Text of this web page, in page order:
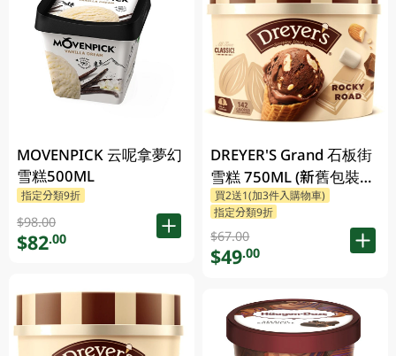
MOVENPICK 云呢拿夢幻
雪糕500ML
指定分類9折
$98.00
$82.00
DREYER'S Grand 石板街
雪糕 750ML (新舊包裝隨
機發貨)
買2送1(加3件入購物車)
指定分類9折
$67.00
$49.00